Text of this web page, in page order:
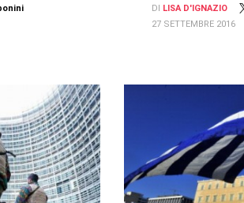
DI LISA D'IGNAZIO
27 SETTEMBRE 2016